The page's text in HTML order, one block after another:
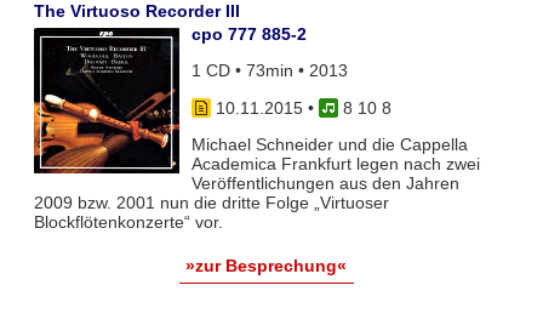
The Virtuoso Recorder III
cpo 777 885-2
1 CD • 73min • 2013
10.11.2015•
8 10 8
Michael Schneider und die Cappella
Academica Frankfurt legen nach zwei
Veröffentlichungen aus den Jahren
2009 bzw. 2001 nun die dritte Folge „Virtuoser
Blockflötenkonzerte“ vor.
»zur Besprechung«